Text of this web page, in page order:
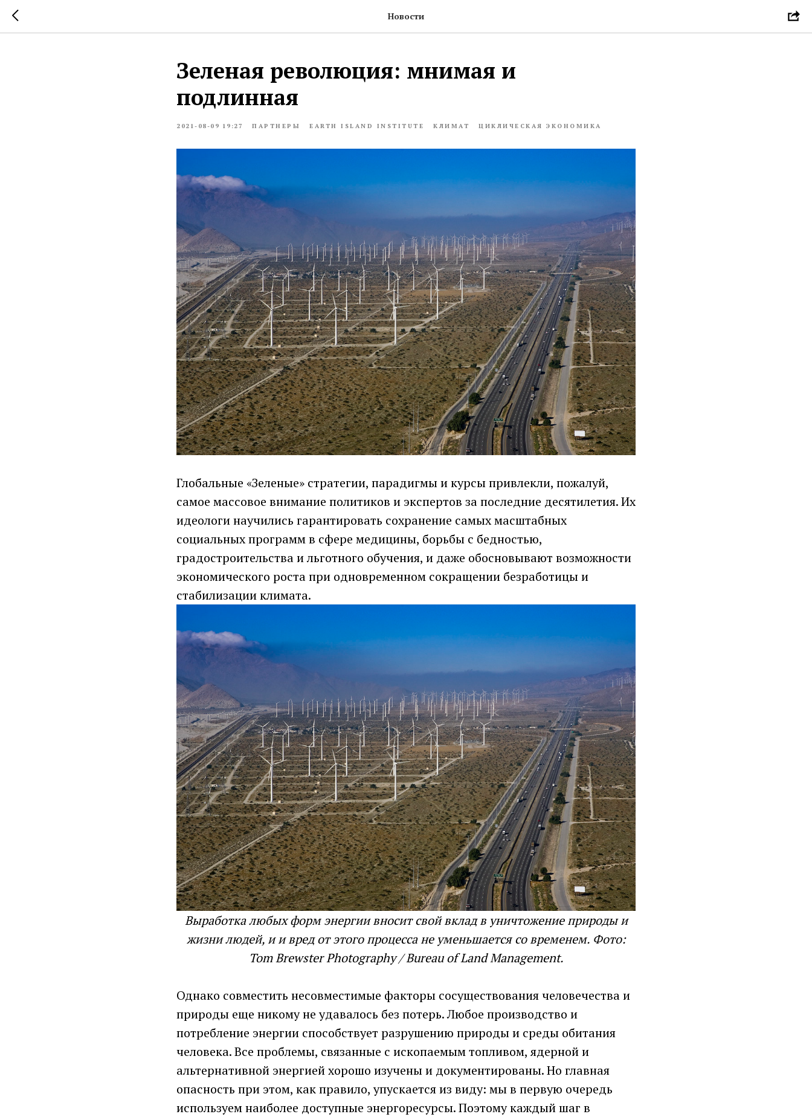
Новости
Зеленая революция: мнимая и
подлинная
2021-08-09 19:27 ПАРТНЕРЫ EARTH ISLAND INSTITUTE КЛИМАТ ЦИКЛИЧЕСКАЯ ЭКОНОМИКА
Глобальные «Зеленые» стратегии, парадигмы и курсы привлекли, пожалуй,
самое массовое внимание политиков и экспертов за последние десятилетия. Их
идеологи научились гарантировать сохранение самых масштабных
социальных программ в сфере медицины, борьбы с бедностью,
градостроительства и льготного обучения, и даже обосновывают возможности
экономического роста при одновременном сокращении безработицы и
стабилизации климата.
Выработка любых форм энергии вносит свой вклад в уничтожение природы и
жизни людей, и и вред от этого процесса не уменьшается со временем. Фото:
Tom Brewster Photography / Bureau of Land Management.
Однако совместить несовместимые факторы сосуществования человечества и
природы еще никому не удавалось без потерь. Любое производство и
потребление энергии способствует разрушению природы и среды обитания
человека. Все проблемы, связанные с ископаемым топливом, ядерной и
альтернативной энергией хорошо изучены и документированы. Но главная
опасность при этом, как правило, упускается из виду: мы в первую очередь
используем наиболее доступные энергоресурсы. Поэтому каждый шаг в